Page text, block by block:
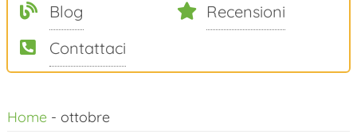
Blog
Recensioni
Contattaci
alHome- ottobre